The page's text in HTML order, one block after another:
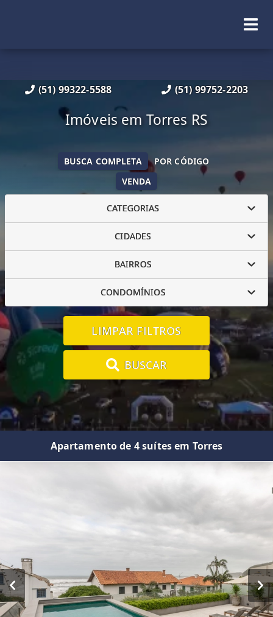
(51) 99322-5588 (51) 99752-2203
Imóveis em Torres RS
VENDA
BUSCA COMPLETA POR CÓDIGO
CATEGORIAS
CIDADES
BAIRROS
CONDOMÍNIOS
LIMPAR FILTROS
BUSCAR
Apartamento de 4 suítes em Torres